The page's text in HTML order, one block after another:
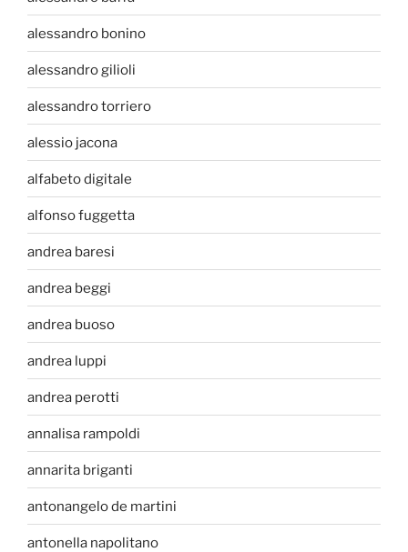
alessandro bonino
alessandro gilioli
alessandro torriero
alessio jacona
alfabeto digitale
alfonso fuggetta
andrea baresi
andrea beggi
andrea buoso
andrea luppi
andrea perotti
annalisa rampoldi
annarita briganti
antonangelo de martini
antonella napolitano